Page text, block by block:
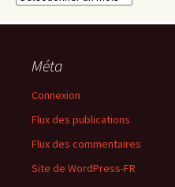
Méta
Connexion
Flux des publications
Flux des commentaires
Site de WordPress-FR